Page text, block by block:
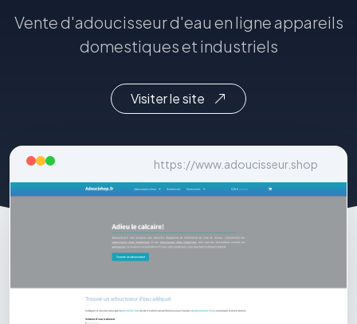
Vente d'adoucisseur d'eau en ligne appareils
domestiques et industriels
Visiter le site
https://www.adoucisseur.shop